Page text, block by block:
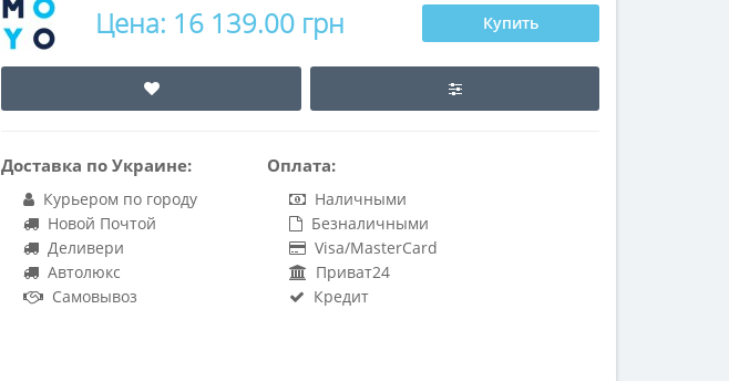
Цена: 16 139.00 грн Купить
Доставка по Украине:
Курьером по городу
Новой Почтой
Деливери
Автолюкс
Самовывоз
Оплата:
Наличными
Безналичными
Visa/MasterCard
Приват24
Кредит